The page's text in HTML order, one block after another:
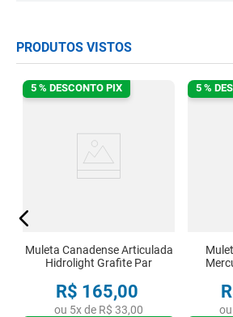
PRODUTOS VISTOS
5 % DESCONTO PIX
Muleta Canadense Articulada
Hidrolight Grafite Par
R$ 165,00
ou 5x de R$ 33,00
5 %
ou